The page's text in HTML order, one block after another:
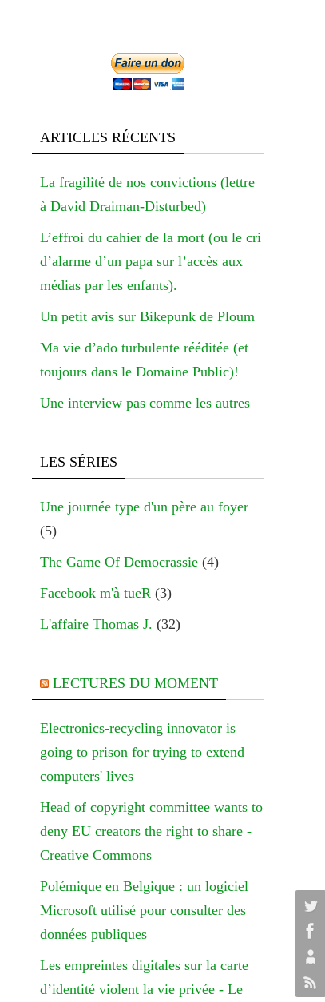
ARTICLES RÉCENTS
La fragilité de nos convictions (lettre
à David Draiman-Disturbed)
L’effroi du cahier de la mort (ou le cri
d’alarme d’un papa sur l’accès aux
médias par les enfants).
Un petit avis sur Bikepunk de Ploum
Ma vie d’ado turbulente rééditée (et
toujours dans le Domaine Public)!
Une interview pas comme les autres
LES SÉRIES
Une journée type d'un père au foyer
(5)
The Game Of Democrassie (4)
Facebook m'à tueR (3)
L'affaire Thomas J. (32)
LECTURES DU MOMENT
Electronics-recycling innovator is
going to prison for trying to extend
computers' lives
Head of copyright committee wants to
deny EU creators the right to share -
Creative Commons
Polémique en Belgique : un logiciel
Microsoft utilisé pour consulter des
données publiques
Les empreintes digitales sur la carte
d’identité violent la vie privée - Le